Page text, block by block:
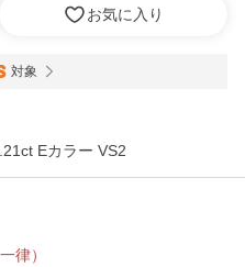
お気に入り
対象
Eカラー VS2
律）